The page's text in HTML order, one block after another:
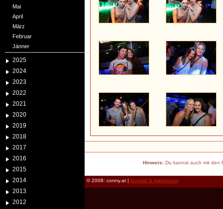
Mai
April
März
Februar
Jänner
2025
2024
2023
2022
2021
2020
2019
2018
2017
2016
2015
2014
2013
2012
Hinweis:Du kannst auch mit den
© 2008: conny.at | kontakt & impressum